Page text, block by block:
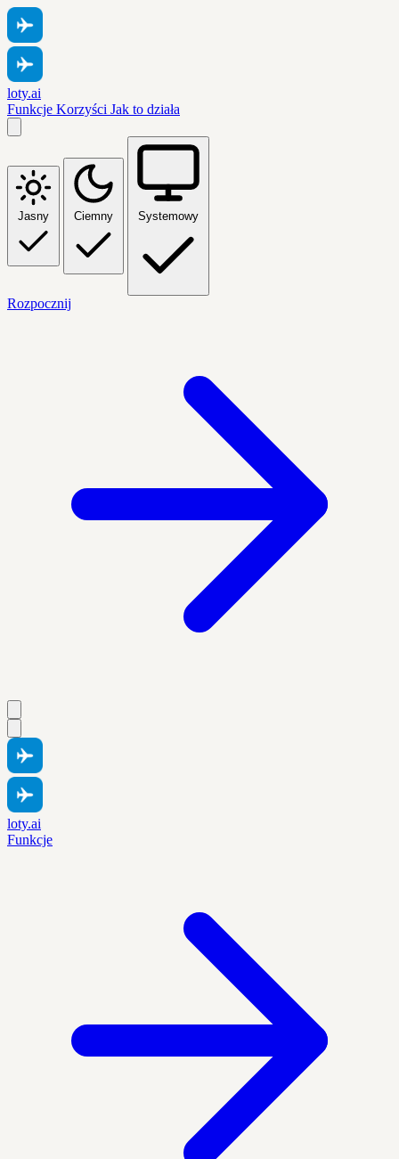
loty.ai
Funkcje Korzyści Jak to działa
Jasny Ciemny Systemowy
Rozpocznij
loty.ai
Funkcje